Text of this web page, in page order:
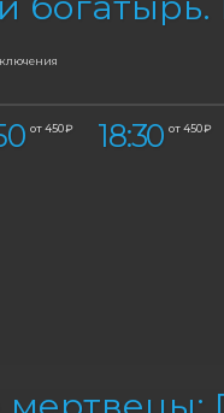
от 450 ₽ 18:30 от 450 ₽